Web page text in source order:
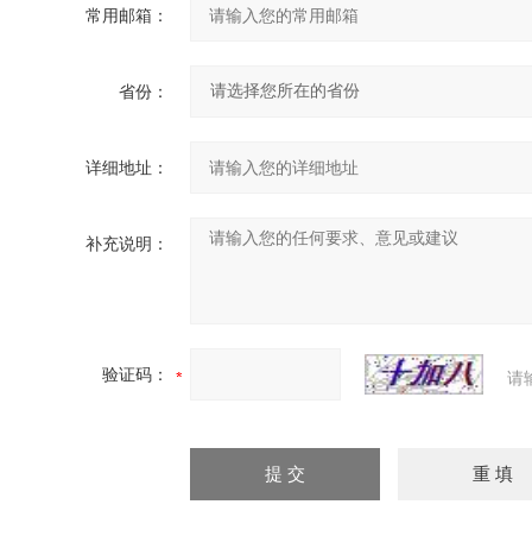
常用邮箱：
省份：
详细地址：
补充说明：
验证码： 请